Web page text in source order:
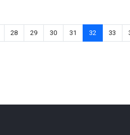
28 29 30 31 32 33